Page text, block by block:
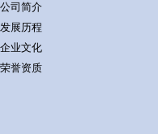
公司简介
发展历程
企业文化
荣誉资质